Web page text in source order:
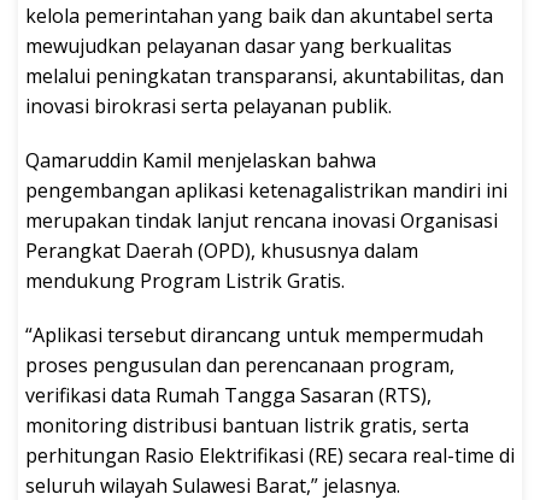
kelola pemerintahan yang baik dan akuntabel serta
mewujudkan pelayanan dasar yang berkualitas
melalui peningkatan transparansi, akuntabilitas, dan
inovasi birokrasi serta pelayanan publik.
Qamaruddin Kamil menjelaskan bahwa
pengembangan aplikasi ketenagalistrikan mandiri ini
merupakan tindak lanjut rencana inovasi Organisasi
Perangkat Daerah (OPD), khususnya dalam
mendukung Program Listrik Gratis.
“Aplikasi tersebut dirancang untuk mempermudah
proses pengusulan dan perencanaan program,
verifikasi data Rumah Tangga Sasaran (RTS),
monitoring distribusi bantuan listrik gratis, serta
perhitungan Rasio Elektrifikasi (RE) secara real-time di
seluruh wilayah Sulawesi Barat,” jelasnya.